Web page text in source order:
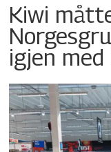
Kiwi
igjen